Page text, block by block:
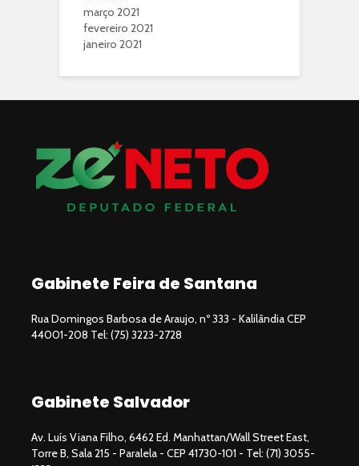
março 2021
fevereiro 2021
janeiro 2021
Gabinete Feira de Santana
Rua Domingos Barbosa de Araujo, nº 333 - Kalilândia CEP
44001-208 Tel: (75) 3223-2728
Gabinete Salvador
Av. Luís Viana Filho, 6462 Ed. Manhattan/Wall Street East,
Torre B, Sala 215 - Paralela - CEP 41730-101 - Tel: (71) 3055-